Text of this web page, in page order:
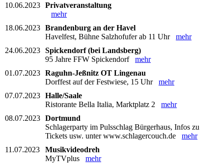
10.06.2023 Privatveranstaltung
mehr
18.06.2023 Brandenburg an der Havel
Havelfest, Bühne Salzhofufer ab 11 Uhr mehr
24.06.2023 Spickendorf (bei Landsberg)
95 Jahre FFW Spickendorf mehr
01.07.2023 Raguhn-Jeßnitz OT Lingenau
Dorffest auf der Festwiese, 15 Uhr mehr
07.07.2023 Halle/Saale
Ristorante Bella Italia, Marktplatz 2 mehr
08.07.2023 Dortmund
Schlagerparty im Pulsschlag Bürgerhaus, Infos zu
Tickets usw. unter www.schlagercouch.de mehr
11.07.2023
Musikvideodreh
MyTVplus mehr